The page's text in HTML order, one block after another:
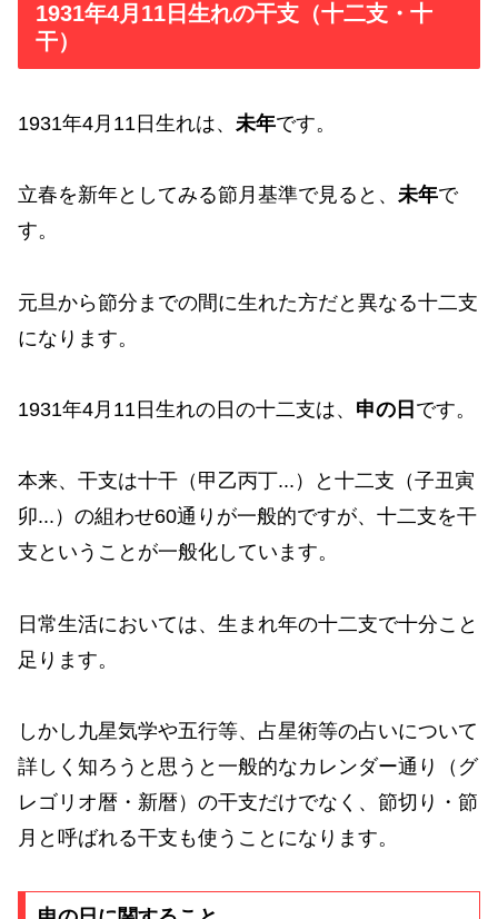
1931年4月11日生れの干支（十二支・十
干）
1931年4月11日生れは、 未年です。
立春を新年としてみる節月基準で見ると、 未年で
す。
元旦から節分までの間に生れた方だと異なる十二支
になります。
1931年4月11日生れの日の十二支は、 申の日 です。
本来、干支は十干（甲乙丙丁...）と十二支（子丑寅
卯...）の組わせ60通りが一般的ですが、十二支を干
支ということが一般化しています。
日常生活においては、生まれ年の十二支で十分こと
足ります。
しかし九星気学や五行等、占星術等の占いについて
詳しく知ろうと思うと一般的なカレンダー通り（グ
レゴリオ暦・新暦）の干支だけでなく、節切り・節
月と呼ばれる干支も使うことになります。